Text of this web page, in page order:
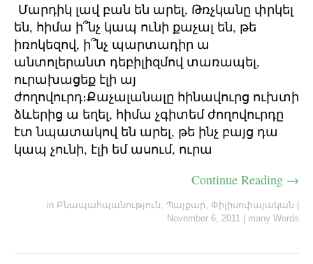
Մարդիկ լավ բան են արել, Թռչկանը փրկել
են, հիմա ի՞նչ կապ ունի քաչալ են, թե
իռոկեզով, ի՞նչ պարտադիր ա
անտոլերանտ դեբիլիզմով տառապել,
ուրախացեք էլի այ
ժողովուրդ։Քաչալանալը հինավուրց ուխտի
ձևերից ա եղել, հիմա չգիտեմ ժողովուրդը
էտ նպատակով են արել, թե ինչ բայց դա
կապ չունի, էլի եմ ասում, ուրա
Continue Reading →
in Բնապահպանություն, Պայքար, Փիլիսոփայական
November 6, 2011
many Words